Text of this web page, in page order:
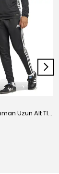
Adidas Antrenman Uzun Alt TIRO ES PNT JD0442